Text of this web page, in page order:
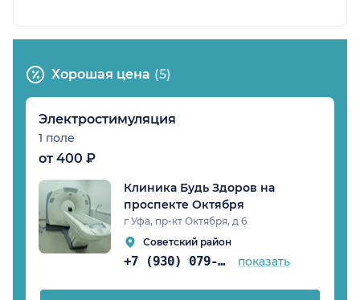
Хорошая цена (5)
Электростимуляция
1 поле
от 400 ₽
Клиника Будь Здоров на
проспекте Октября
г Уфа, пр-кт Октября, д 6
Советский район
+7 (930) 079-05-21 показать